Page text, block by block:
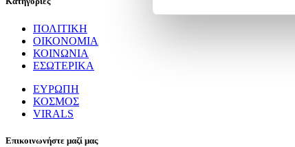
ΠΟΛΙΤΙΚΗ
ΟΙΚΟΝΟΜΙΑ
ΚΟΙΝΩΝΙΑ
ΕΣΩΤΕΡΙΚΑ
ΕΥΡΩΠΗ
ΚΟΣΜΟΣ
VIRALS
Επικοινωνήστε μαζί μας